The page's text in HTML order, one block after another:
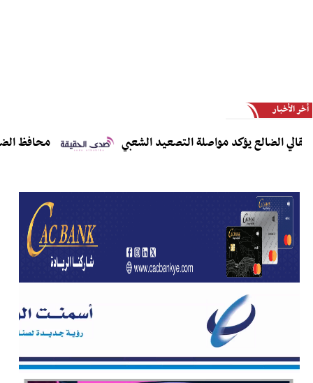
أخر الأخبار
يؤكد مواصلة التصعيد الشعبي محافظ الضالع